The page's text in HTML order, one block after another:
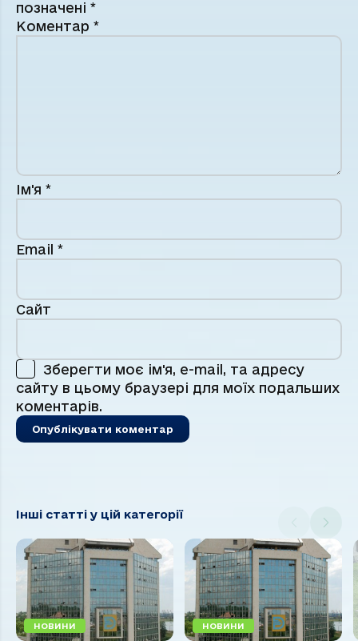
позначені *
Коментар *
Ім'я *
Email *
Сайт
Зберегти моє ім'я, e-mail, та адресу
сайту в цьому браузері для моїх подальших
коментарів.
Інші статті у цій категорії
НОВИНИ НОВИНИ